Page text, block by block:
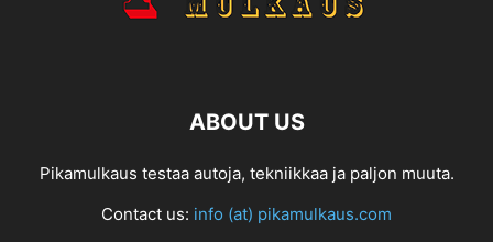
ABOUT US
Pikamulkaus testaa autoja, tekniikkaa ja paljon muuta.
Contact us: info (at) pikamulkaus.com